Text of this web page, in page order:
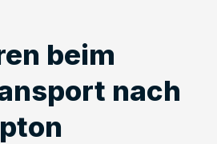
beim
nach